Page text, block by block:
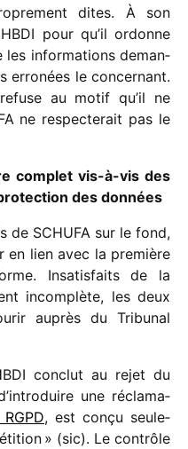
dites. À son
pour qu’il ordonne
les infor­ma­tions deman­
erro­nées le concer­nant.
au motif qu’il ne
ne respec­te­rait pas le
complet vis-à-vis des
des données
de SCHUFA sur le fond,
en lien avec la première
Insatisfaits de la
incom­plète, les deux
auprès du Tribunal
conclut au rejet du
une récla­ma­
, est conçu seule­
» (sic). Le contrôle